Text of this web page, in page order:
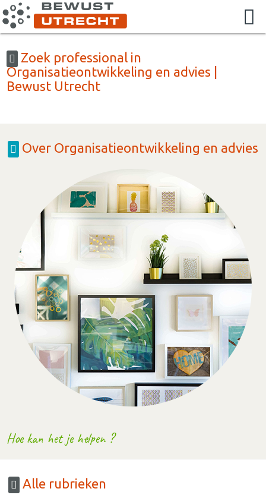
Zoek professional in
Organisatieontwikkeling en advies |
Bewust Utrecht
Over Organisatieontwikkeling en advies
Hoe kan het je helpen ?
Alle rubrieken